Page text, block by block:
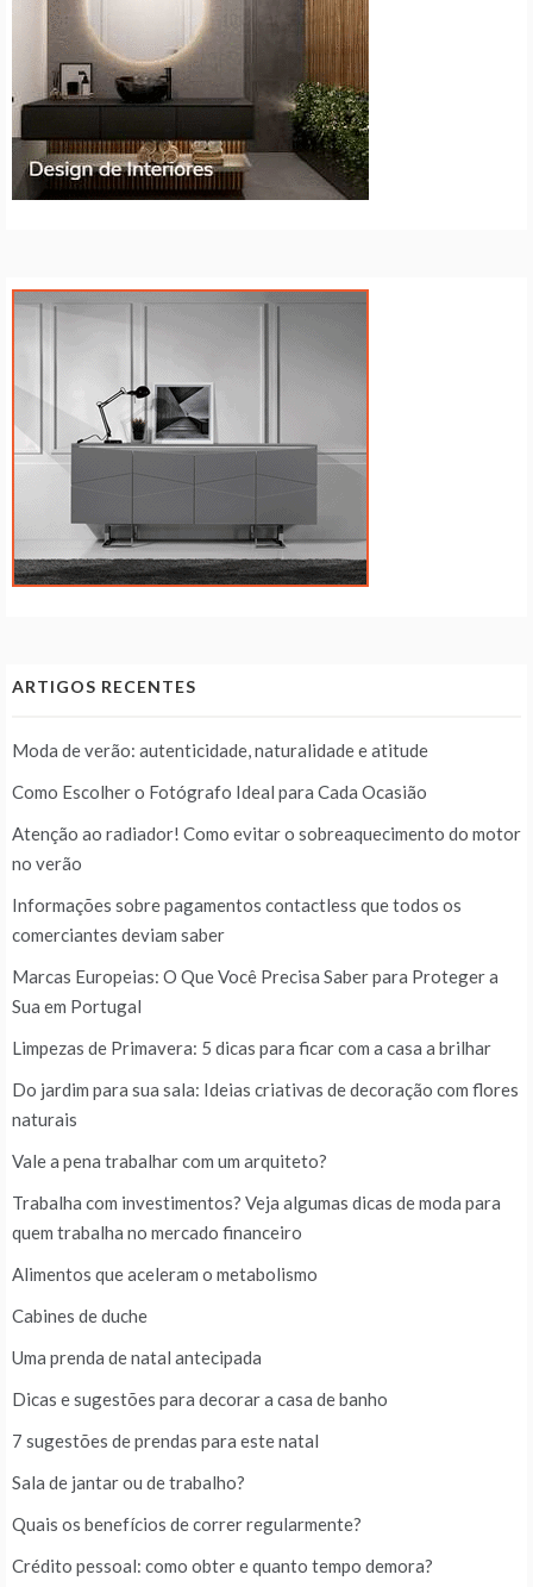
ARTIGOS RECENTES
Moda de verão: autenticidade, naturalidade e atitude
Como Escolher o Fotógrafo Ideal para Cada Ocasião
Atenção ao radiador! Como evitar o sobreaquecimento do motor
no verão
Informações sobre pagamentos contactless que todos os
comerciantes deviam saber
Marcas Europeias: O Que Você Precisa Saber para Proteger a
Sua em Portugal
Limpezas de Primavera: 5 dicas para ficar com a casa a brilhar
Do jardim para sua sala: Ideias criativas de decoração com flores
naturais
Vale a pena trabalhar com um arquiteto?
Trabalha com investimentos? Veja algumas dicas de moda para
quem trabalha no mercado financeiro
Alimentos que aceleram o metabolismo
Cabines de duche
Uma prenda de natal antecipada
Dicas e sugestões para decorar a casa de banho
7 sugestões de prendas para este natal
Sala de jantar ou de trabalho?
Quais os benefícios de correr regularmente?
Crédito pessoal: como obter e quanto tempo demora?